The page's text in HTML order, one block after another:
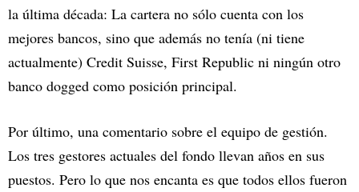
la última década: La cartera no sólo cuenta con los
mejores bancos, sino que además no tenía (ni tiene
actualmente) Credit Suisse, First Republic ni ningún otro
banco dogged como posición principal.
Por último, una comentario sobre el equipo de gestión.
Los tres gestores actuales del fondo llevan años en sus
puestos. Pero lo que nos encanta es que todos ellos fueron